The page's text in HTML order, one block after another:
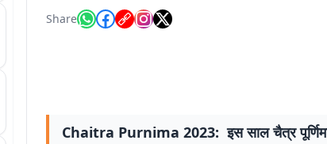
Share
Chaitra Purnima 2023: इस साल चैत्र